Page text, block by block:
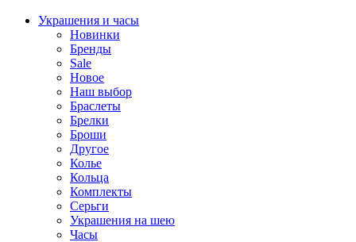
Украшения и часы
Новинки
Бренды
Sale
Новое
Наш выбор
Браслеты
Брелки
Броши
Другое
Колье
Кольца
Комплекты
Серьги
Украшения на шею
Часы